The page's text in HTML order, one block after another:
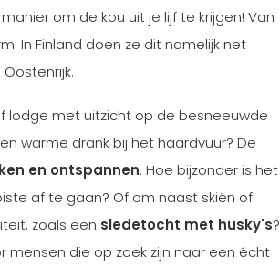
om de kou uit je lijf te krijgen! Van
In Finland doen ze dit namelijk net
lodge met uitzicht op de besneeuwde
warme drank bij het haardvuur? De
en ontspannen. Hoe bijzonder is het
af te gaan? Of om naast skiën of
zoals een sledetocht met husky's?
die op zoek zijn naar een écht